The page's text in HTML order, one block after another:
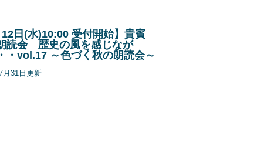
12日(水)10:00 受付開始】貴賓
会 歴史の風を感じなが
・vol.17 ～色づく秋の朗読会～
月31日更新